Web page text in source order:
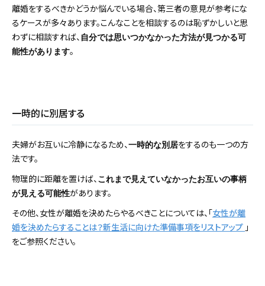
離婚をするべきかどうか悩んでいる場合、第三者の意見が参考にな
るケースが多々あります。こんなことを相談するのは恥ずかしいと思
わずに相談すれば、 自分では思いつかなかった方法が見つかる可
能性があります。
一時的に別居する
夫婦がお互いに冷静になるため、一時的な別居をするのも一つの方
法です。
物理的に距離を置けば、 これまで見えていなかったお互いの事柄
が見える可能性があります。
その他、女性が離婚を決めたらやるべきことについては、「女性が離
婚を決めたらすることは？新生活に向けた準備事項をリストアップ 」
をご参照ください。